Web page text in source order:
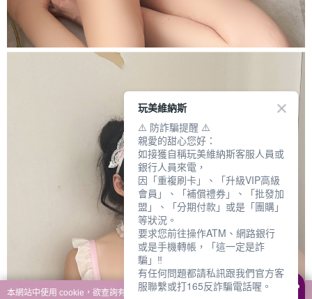
本網站中使用 cookie，欲查詢有關本網站使用 cookie 方式之詳情，及若您不希
玩美維納斯
⚠️ 防詐騙提醒 ⚠️
親愛的甜心您好：
如接獲自稱玩美維納斯客服人員或
銀行人員來電，
因「重複刷卡」、「升級VIP高級
會員」、「補償禮券」、「批發加
盟」、「分期付款」或是「團購」
等狀況。
要求您前往操作ATM、網路銀行
或是手機轉帳，「這一定是詐
騙」‼️
有任何問題都請私訊跟我們官方客
服聯繫或打165反詐騙電話喔。